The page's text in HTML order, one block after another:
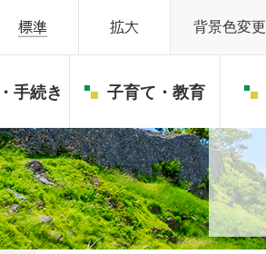
背景色変更
手続き 子育て・教育